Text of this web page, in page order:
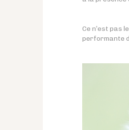
Ce n’est pas
performante